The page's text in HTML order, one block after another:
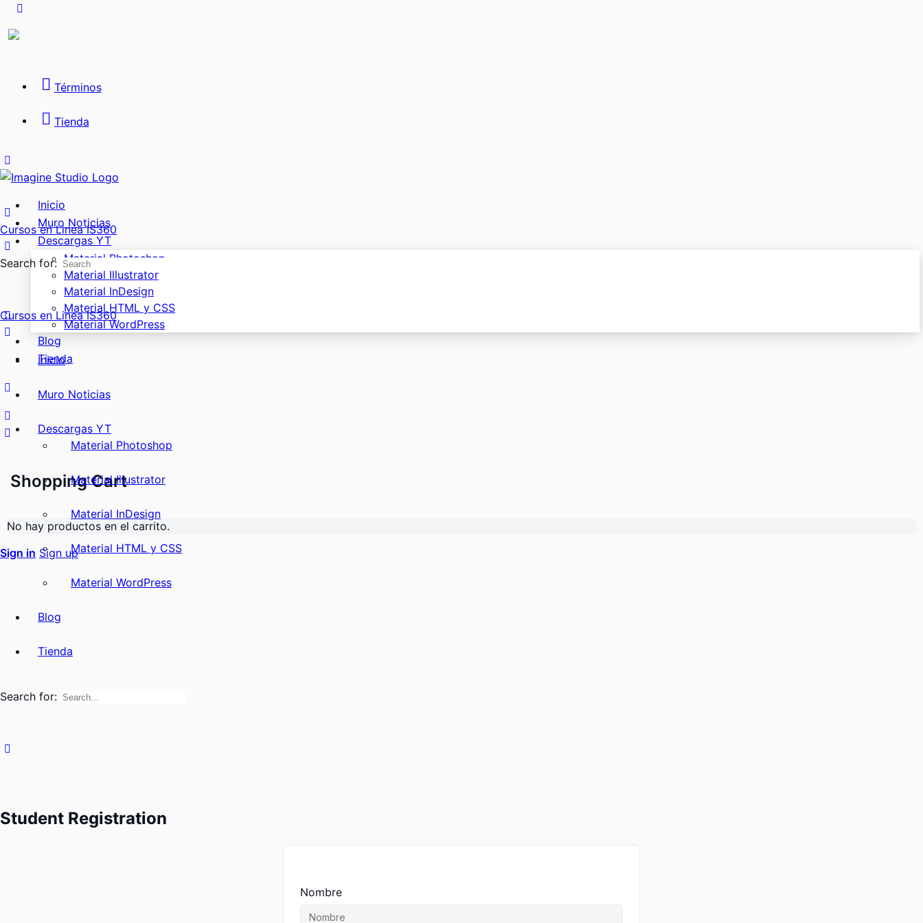
Términos
Tienda
Inicio
Muro Noticias
Descargas YT
Material Photoshop
Material Illustrator
Material InDesign
Material HTML y CSS
Material WordPress
Blog
Tienda
Shopping Cart
No hay productos en el carrito.
Sign in Sign up
Cursos en Linea IS360
Search for:
Cursos en Linea IS360
Inicio
Muro Noticias
Descargas YT
Material Photoshop
Material Illustrator
Material InDesign
Material HTML y CSS
Material WordPress
Blog
Tienda
Search for:
Student Registration
Nombre